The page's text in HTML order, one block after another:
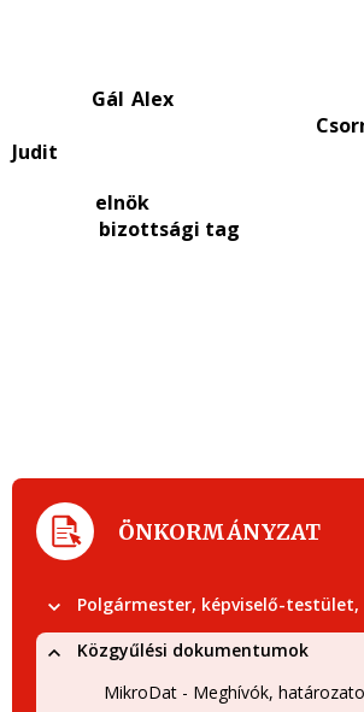
Gál
Csornainé
Judit
bizottsági tag
ÖNKORMÁNYZAT
Polgármester, képviselő-
Közgyűlési dokumentumok
MikroDat - Meghívók,